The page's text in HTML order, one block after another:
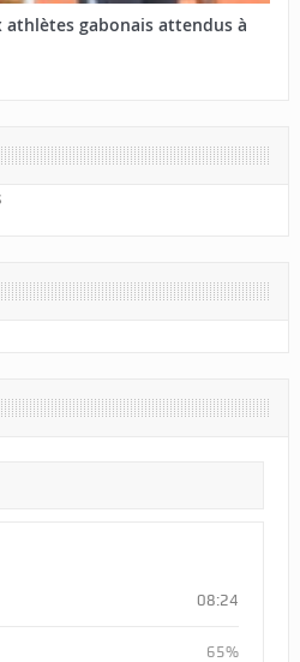
athlètes gabonais attendus à
08:24
65%